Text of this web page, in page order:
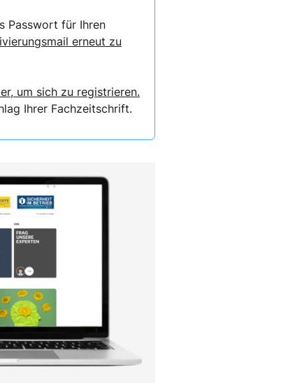
Passwort für Ihren
erneut zu
um sich zu registrieren.
Ihrer Fachzeitschrift.